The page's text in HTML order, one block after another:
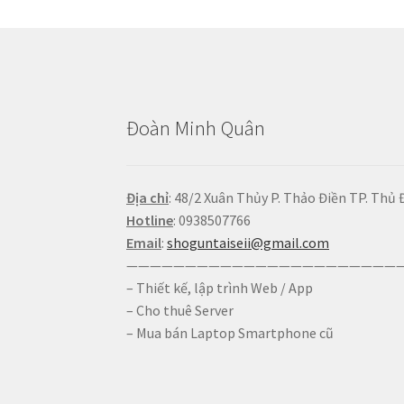
Đoàn Minh Quân
Địa chỉ: 48/2 Xuân Thủy P. Thảo Điền TP. Thủ
Hotline: 0938507766
Email:shoguntaiseii@gmail.com
– Thiết kế, lập trình Web / App
– Cho thuê Server
– Mua bán Laptop Smartphone cũ